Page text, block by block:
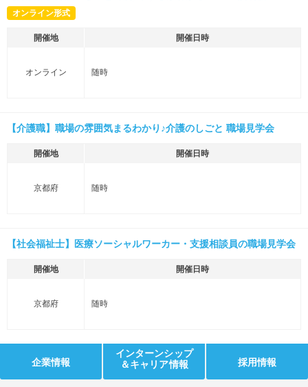
オンライン形式
開催地 開催日時
オンライン 随時
【介護職】職場の雰囲気まるわかり♪介護のしごと 職場見学会
開催地 開催日時
京都府 随時
【社会福祉士】医療ソーシャルワーカー・支援相談員の職場見学会
開催地 開催日時
京都府 随時
企業情報
インターンシップ
＆キャリア情報
採用情報